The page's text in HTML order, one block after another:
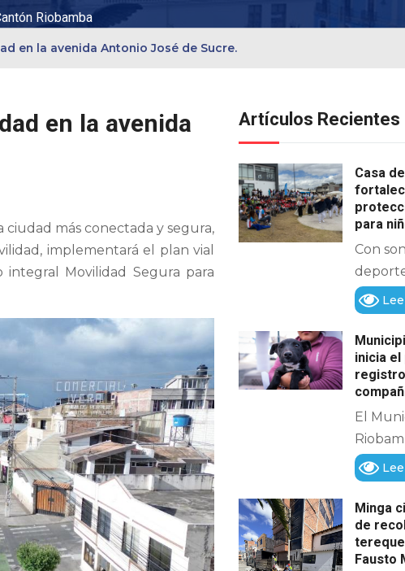
Riobamba
en la avenida Antonio José de Sucre.
en la avenida
más conectada y segura,
implementará el plan vial
Movilidad Segura para
Artículos Recientes
Casa
para
Con
inicia el
El
Minga
de
Fausto